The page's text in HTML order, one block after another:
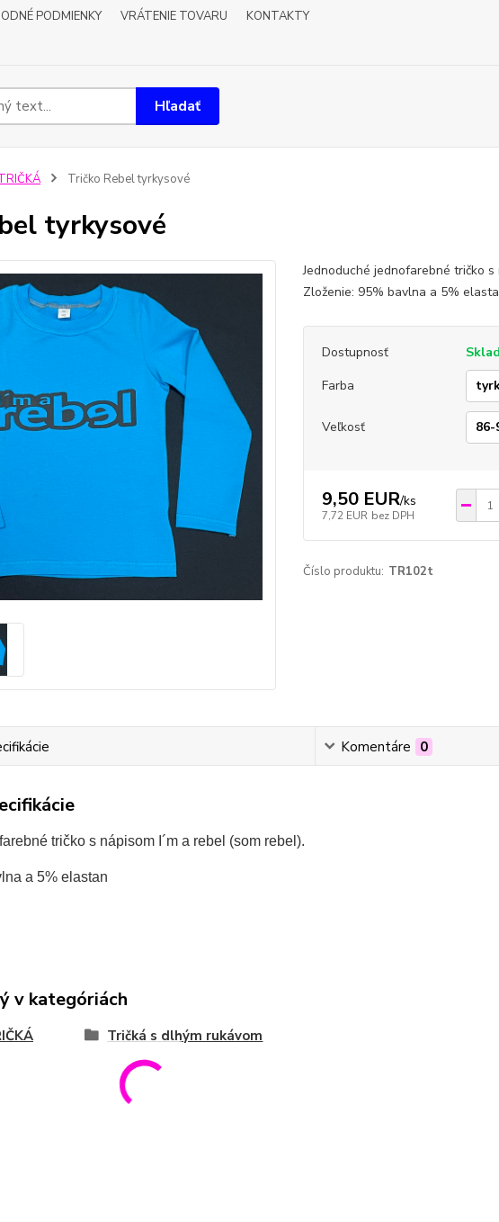
PODMIENKY VRÁTENIE TOVARU
KONTAKTY
Hľadať
Tričko Rebel tyrkysové
tyrkysové
Jednoduché jednofarebné tričko
Zloženie: 95% bavlna a 5%
Dostupnosť
Farba
Veľkosť
9,50 EUR/ks
7,72 EUR bez DPH
Číslo produktu: TR102t
Komentáre 0
tričko s nápisom I´m a rebel (som rebel).
a 5% elastan
v kategóriách
Tričká s dlhým rukávom